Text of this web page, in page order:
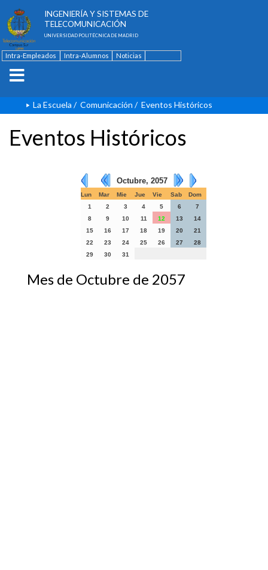
INGENIERÍA Y SISTEMAS DE
TELECOMUNICACIÓN
UNIVERSIDAD POLITÉCNICA DE MADRID
Intra-Empleados Intra-Alumnos
Noticias
La Escuela / Comunicación / Eventos Históricos
Eventos Históricos
Octubre, 2057
Lun Mar Mie Jue Vie Sab
Dom
1
2 3 4 5 6
7
8
9 10 11 12 13
14
15
16 17 18 19 20
21
22
23 24 25 26 27
28
29
30 31
Mes de Octubre de 2057